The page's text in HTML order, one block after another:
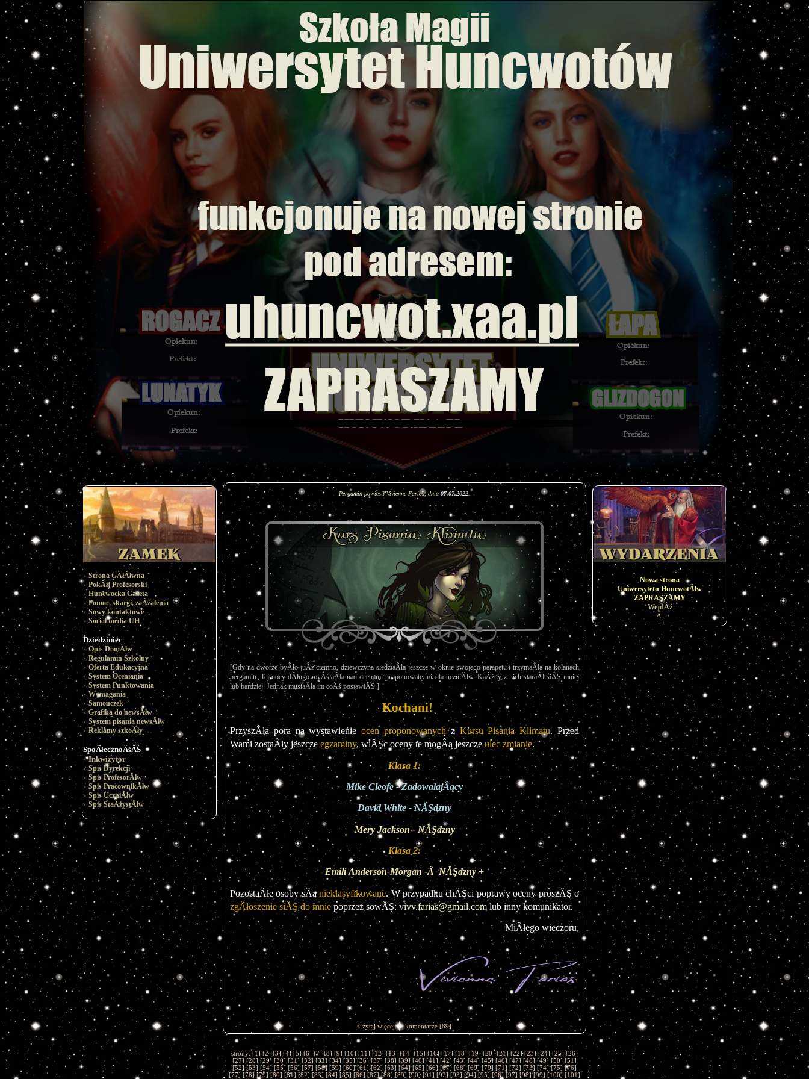
Strona GÂłĂłwna
PokĂłj Profesorski
Huncwocka Gazeta
Pomoc, skargi, zaÂżalenia
Sowy kontaktowe
Social media UH
Dziedziniec
Opis DomĂłw
Regulamin Szkolny
Oferta Edukacyjna
System Oceniania
System Punktowania
Wymagania
Samouczek
Grafika do newsĂłw
System pisania newsĂłw
Reklamy szkoÂły
SpoÂłecznoÂśĂŚ
Inkwizytor
Spis Dyrekcji
Spis ProfesorĂłw
Spis PracownikĂłw
Spis UczniĂłw
Spis StaÂżystĂłw
Pergamin powiesił Vivienne Farias, dnia 07.07.2022
[Gdy na dworze byÂło juÂż ciemno, dziewczyna siedziaÂła jeszcze w oknie swojego parapetu i trzymaÂła na kolanach
pergamin. Tej nocy dÂługo myÂślaÂła nad ocenami proponowanymi dla uczniĂłw. KaÂżdy z nich staraÂł siĂŞ mniej
lub bardziej. Jednak musiaÂła im coÂś postawiĂŚ.]
Kochani!
PrzyszÂła pora na wystawienie ocen proponowanych z Kursu Pisania Klimatu. Przed
Wami zostaÂły jeszcze egzaminy, wiĂŞc oceny te mogÂą jeszcze ulec zmianie.
Klasa 1:
Mike Cleofe - ZadowalajÂący
David White - NĂŞdzny
Mery Jackson - NĂŞdzny
Klasa 2:
Emili Anderson-Morgan -Â  NĂŞdzny +
PozostaÂłe osoby sÂą nieklasyfikowane
. W przypadku chĂŞci poprawy oceny proszĂŞ o
zgÂłoszenie siĂŞ do mnie poprzez sowĂŞ: vivv.farias@gmail.com lub inny komunikator.
MiÂłego wieczoru,
Czytaj więcej...|komentarze[89]
strony: [1] [2] [3] [4] [5] [6] [7] [8] [9] [10] [11] [12] [13] [14] [15] [16] [17] [18] [19] [20] [21] [22] [23] [24] [25] [26]
[27] [28] [29] [30] [31] [32] [33] [34] [35] [36] [37] [38] [39] [40] [41] [42] [43] [44] [45] [46] [47] [48] [49] [50] [51]
[52] [53] [54] [55] [56] [57] [58] [59] [60] [61] [62] [63] [64] [65] [66] [67] [68] [69] [70] [71] [72] [73] [74] [75] [76]
[77] [78] [79] [80] [81] [82] [83] [84] [85] [86] [87] [88] [89] [90] [91] [92] [93] [94] [95] [96] [97] [98] [99] [100] [101]
Nowa strona
Uniwersytetu HuncwotĂłw
ZAPRASZAMY
WejdÂź
Â